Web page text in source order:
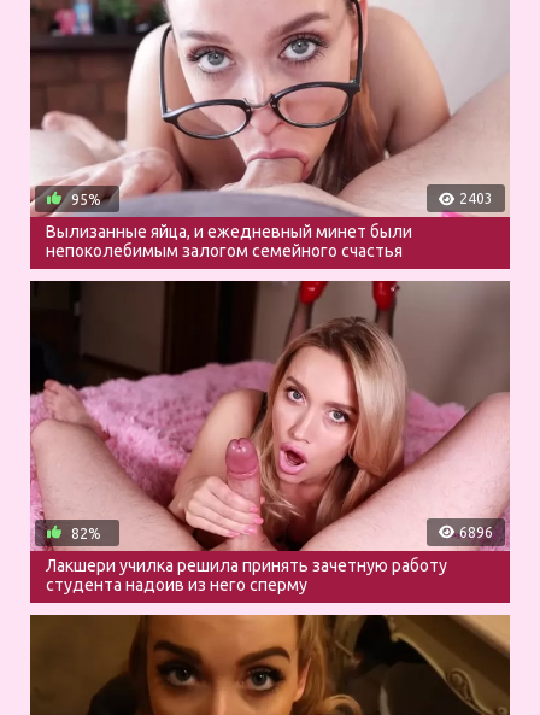
2403
95%
Вылизанные яйца, и ежедневный минет были
непоколебимым залогом семейного счастья
6896
82%
Лакшери училка решила принять зачетную работу
студента надоив из него сперму